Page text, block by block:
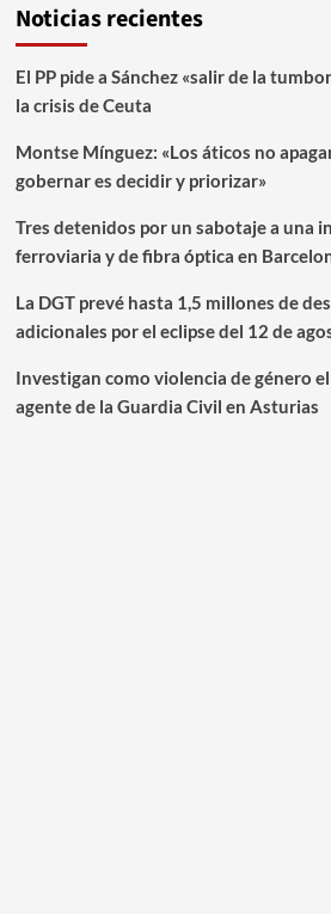
Noticias recientes
El PP pide a Sánchez «salir de la
la crisis de Ceuta
Montse Mínguez: «Los áticos no
gobernar es decidir y priorizar»
Tres detenidos por un sabotaje a una
ferroviaria y de fibra óptica en
La DGT prevé hasta 1,5 millones de
adicionales por el eclipse del 12 de
Investigan como violencia de género
agente de la Guardia Civil en Asturias